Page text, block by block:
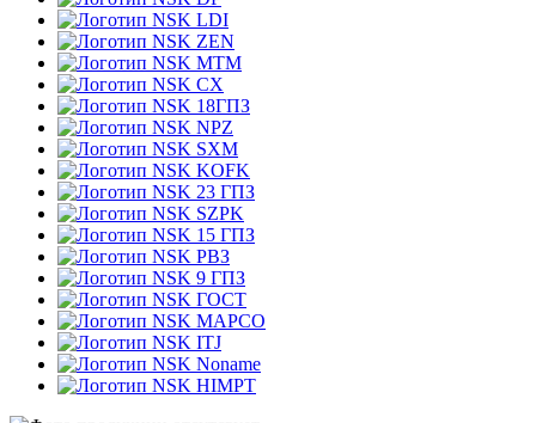
LDI
ZEN
MTM
CX
18ГПЗ
NPZ
SXM
KOFK
23 ГПЗ
SZPK
15 ГПЗ
РВЗ
9 ГПЗ
ГОСТ
MAPCO
ITJ
Noname
HIMPT